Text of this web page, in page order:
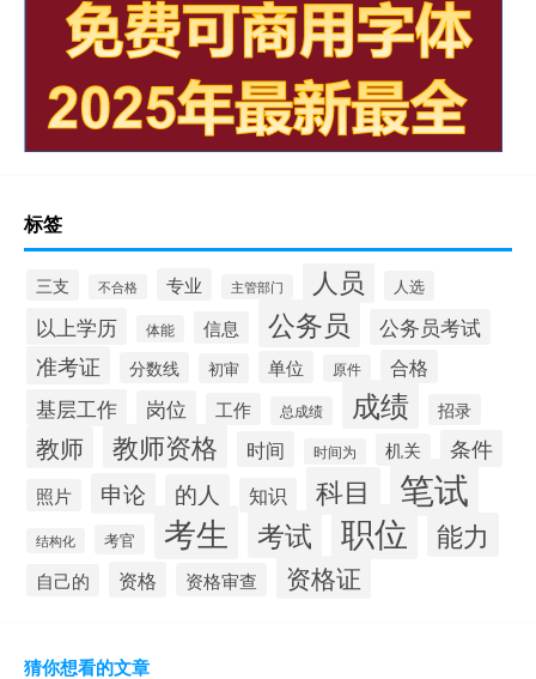
标签
三支 不合格 专业 主管部门 人员 人选
以上学历 体能 信息 公务员 公务员考试
准考证 分数线 初审 单位 原件 合格
基层工作 岗位 工作 总成绩 成绩 招录
教师 教师资格 时间 时间为 机关 条件
照片 申论 的人 知识 科目 笔试
结构化 考官 考生 考试 职位 能力
自己的 资格 资格审查 资格证
猜你想看的文章